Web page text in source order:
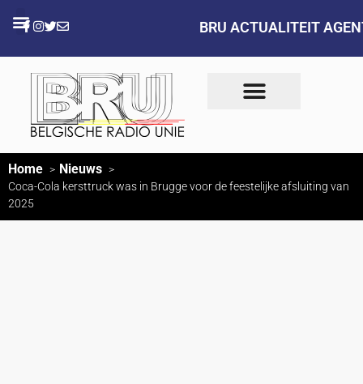
BRU ACTUALITEIT
Home Nieuws
Coca-Cola kersttruck was in Brugge voor de feestelijke afsluiting van
2025